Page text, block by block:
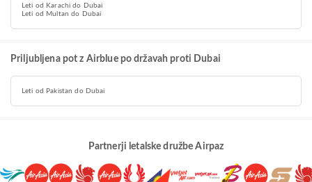
Leti od Karachi do Dubai
Leti od Multan do Dubai
Priljubljena pot z Airblue po državah proti Dubai
Leti od Pakistan do Dubai
Partnerji letalske družbe Airpaz